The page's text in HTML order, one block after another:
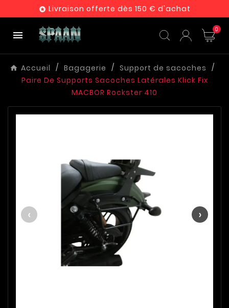
 Livraison offerte dès 150 € d'achat
 0
Accueil Bagagerie
Support de sacoches
Paire De Supports Sacoches Latérales Klick Fix
MACBOR Rockster 410
‹ ›